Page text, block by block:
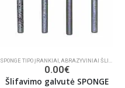
,ŠLIFAVIMO/POLIRAVIMO
SPONGE TIPO ĮRANKIAI ABRAZYVINIAI ŠLIFAVIMO DISKAI
0.00€
Šlifavimo galvutė SPONGE